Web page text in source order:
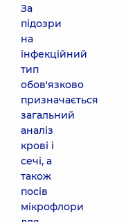
За
підозри
на
інфекційний
тип
обов'язково
призначається
загальний
аналіз
крові і
сечі, а
також
посів
мікрофлори